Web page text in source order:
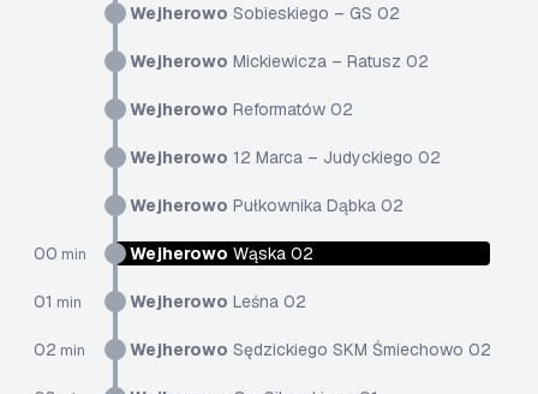
Wejherowo Sobieskiego – GS 02
Wejherowo Mickiewicza – Ratusz 02
Wejherowo Reformatów 02
Wejherowo 12 Marca – Judyckiego 02
Wejherowo Pułkownika Dąbka 02
00 min Wejherowo Wąska 02
01 min Wejherowo Leśna 02
02 min Wejherowo Sędzickiego SKM Śmiechowo 02